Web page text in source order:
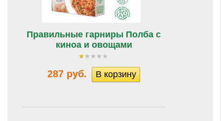
Правильные гарниры Полба с
киноа и овощами
287 руб.